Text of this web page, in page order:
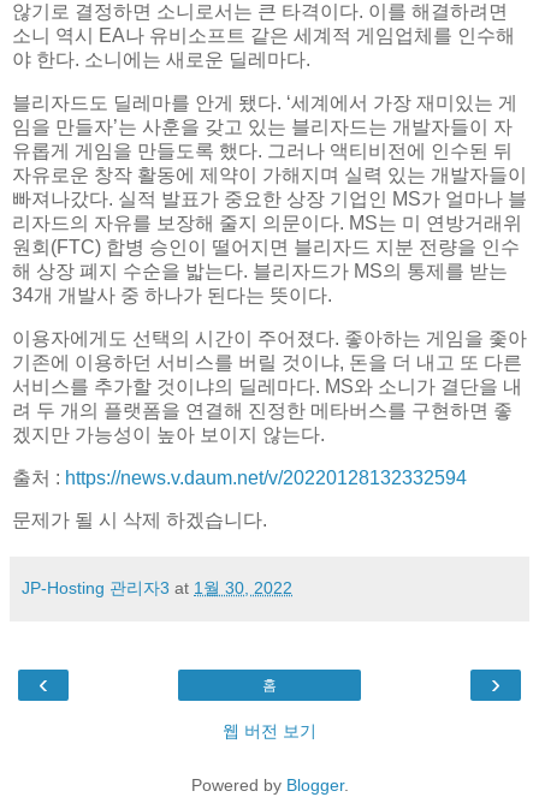
않기로 결정하면 소니로서는 큰 타격이다. 이를 해결하려면
소니 역시 EA나 유비소프트 같은 세계적 게임업체를 인수해
야 한다. 소니에는 새로운 딜레마다.
블리자드도 딜레마를 안게 됐다. ‘세계에서 가장 재미있는 게
임을 만들자’는 사훈을 갖고 있는 블리자드는 개발자들이 자
유롭게 게임을 만들도록 했다. 그러나 액티비전에 인수된 뒤
자유로운 창작 활동에 제약이 가해지며 실력 있는 개발자들이
빠져나갔다. 실적 발표가 중요한 상장 기업인 MS가 얼마나 블
리자드의 자유를 보장해 줄지 의문이다. MS는 미 연방거래위
원회(FTC) 합병 승인이 떨어지면 블리자드 지분 전량을 인수
해 상장 폐지 수순을 밟는다. 블리자드가 MS의 통제를 받는
34개 개발사 중 하나가 된다는 뜻이다.
이용자에게도 선택의 시간이 주어졌다. 좋아하는 게임을 좇아
기존에 이용하던 서비스를 버릴 것이냐, 돈을 더 내고 또 다른
서비스를 추가할 것이냐의 딜레마다. MS와 소니가 결단을 내
려 두 개의 플랫폼을 연결해 진정한 메타버스를 구현하면 좋
겠지만 가능성이 높아 보이지 않는다.
출처 : https://news.v.daum.net/v/20220128132332594
문제가 될 시 삭제 하겠습니다.
JP-Hosting 관리자3 at 1월 30, 2022
‹ ›
홈
웹 버전 보기
Powered by Blogger.